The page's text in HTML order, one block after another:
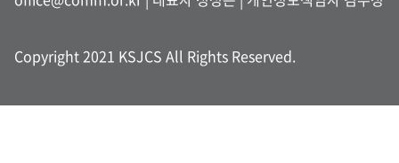
Copyright 2021 KSJCS All Rights Reserved.